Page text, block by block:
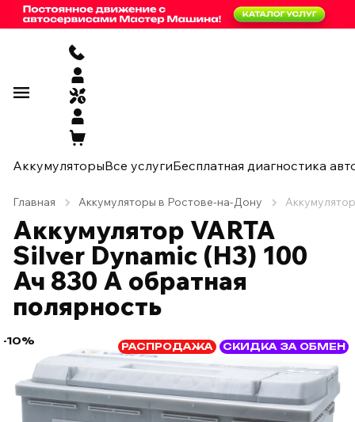
АккумуляторыВсе услугиБесплатная диагностика
Главная Аккумуляторы в Ростове-на-Дону
Аккумулятор VARTA
Silver Dynamic (H3) 100
Ач 830 А обратная
полярность
-10% РАСПРОДАЖА СКИДКА ЗА ОБМЕН